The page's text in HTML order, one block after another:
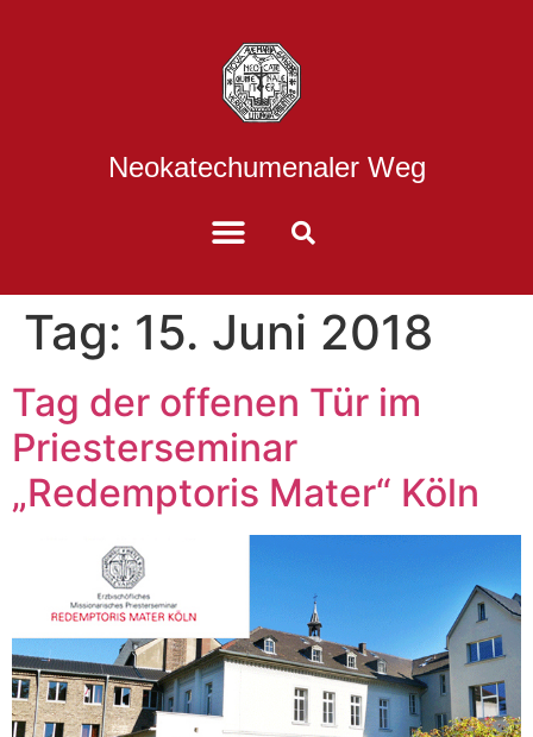
Neokatechumenaler Weg
Tag: 15. Juni 2018
Tag der offenen Tür im
Priesterseminar
„Redemptoris Mater“ Köln